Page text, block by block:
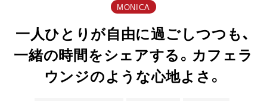
ライフスタイル
クオリティ
お知らせ
MONICA
一人ひとりが自由に過ごしつつも、
一緒の時間をシェアする。カフェラ
ウンジのような心地よさ。